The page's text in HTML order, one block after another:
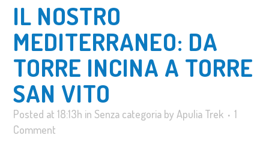
IL NOSTRO
MEDITERRANEO: DA
TORRE INCINA A TORRE
SAN VITO
Posted at 18:13h in Senza categoria byApulia Trek
1
Comment